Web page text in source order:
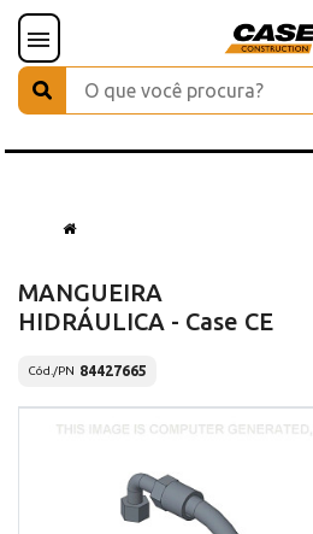
MANGUEIRA
HIDRÁULICA - Case CE
Cód./PN 84427665